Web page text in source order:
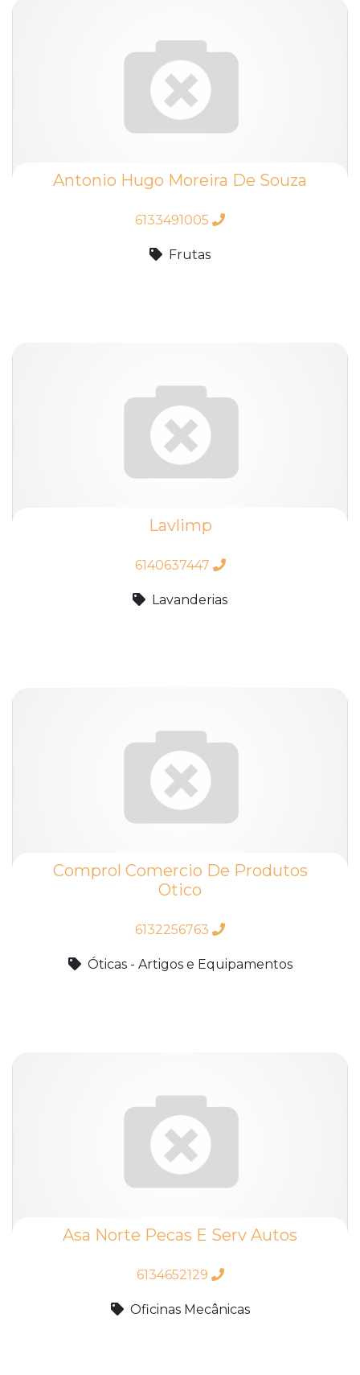
Antonio Hugo Moreira De Souza
6133491005
Frutas
Lavlimp
6140637447
Lavanderias
Comprol Comercio De Produtos
Otico
6132256763
Óticas - Artigos e Equipamentos
Asa Norte Pecas E Serv Autos
6134652129
Oficinas Mecânicas